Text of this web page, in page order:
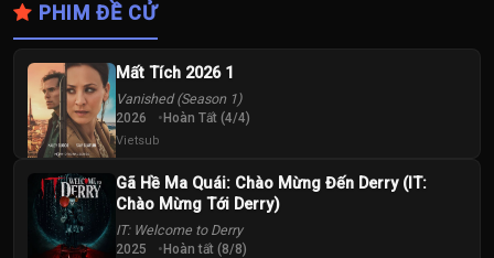
PHIM ĐỀ CỬ
Mất Tích 2026 1
Vanished (Season 1)
2026 Hoàn Tất (4/4)
Vietsub
Gã Hề Ma Quái: Chào Mừng Đến Derry (IT:
Chào Mừng Tới Derry)
IT: Welcome to Derry
2025 Hoàn tất (8/8)